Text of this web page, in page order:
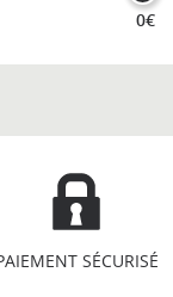
0€
SÉCURISÉ